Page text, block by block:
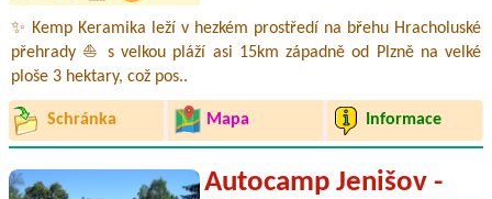
✨ Kemp Keramika leží v hezkém prostředí na břehu Hracholuské
přehrady ⛵ s velkou pláží asi 15km západně od Plzně na velké
ploše 3 hektary, což pos..
Schránka Mapa Informace
Autocamp Jenišov -